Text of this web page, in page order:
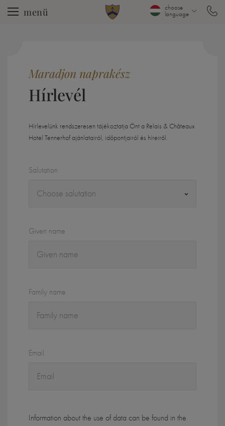
menü
choose
language
Maradjon naprakész
Hírlevél
Hírlevelünk rendszeresen tájékoztatja Önt a Relais & Châteaux
Hotel Tennerhof ajánlatairól, időpontjairól és híreiről.
Salutation
Given name
Family name
Email
Information about the use of data can be found in the